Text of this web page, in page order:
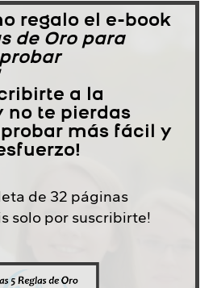
regalo el e-book
de Oro para
a la
no te pierdas
más fácil y
de 32 páginas
solo por suscribirte!